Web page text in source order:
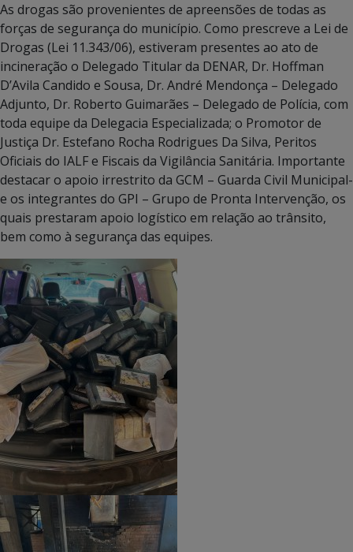
As drogas são provenientes de apreensões de todas as
forças de segurança do município. Como prescreve a Lei de
Drogas (Lei 11.343/06), estiveram presentes ao ato de
incineração o Delegado Titular da DENAR, Dr. Hoffman
D’Avila Candido e Sousa, Dr. André Mendonça – Delegado
Adjunto, Dr. Roberto Guimarães – Delegado de Polícia, com
toda equipe da Delegacia Especializada; o Promotor de
Justiça Dr. Estefano Rocha Rodrigues Da Silva, Peritos
Oficiais do IALF e Fiscais da Vigilância Sanitária. Importante
destacar o apoio irrestrito da GCM – Guarda Civil Municipal-
e os integrantes do GPI – Grupo de Pronta Intervenção, os
quais prestaram apoio logístico em relação ao trânsito,
bem como à segurança das equipes.